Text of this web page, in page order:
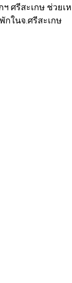
ศรีสะเกษ ช่วย
กในจ.ศรีสะเกษ